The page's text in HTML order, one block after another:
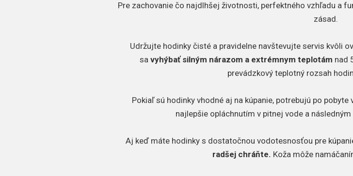
Pre zachovanie čo najdlhšej životnosti, perfektného vzhľadu a
zásad.
Udržujte hodinky čisté a pravidelne navštevujte servis kvôli
sa vyhýbať silným nárazom a extrémnym teplotám nad
prevádzkový teplotný rozsah
Pokiaľ sú hodinky vhodné aj na kúpanie, potrebujú po
najlepšie opláchnutím v pitnej vode a
Aj keď máte hodinky s dostatočnou vodotesnosťou pre
radšej chráňte. Koža môže